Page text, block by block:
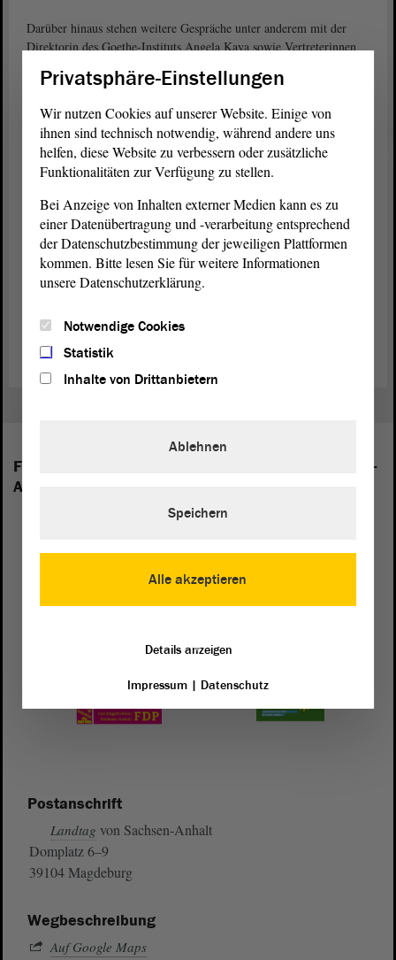
Darüber hinaus stehen weitere Gespräche unter anderem mit der
Direktorin des Goethe-Instituts Angela Kaya sowie Vertreterinnen
Internationalen Organisation für Migration (IOM) der Vereinten
Teilnehmerinnen und Teilnehmer
An der Reise des Ausschusses für Inneres und Sport des Landtages
von Sachsen-Anhalt werden der Ausschussvorsitzende Matthias
Büttner (AfD) und die Abgeordneten Siegfried Borgwardt (CDU),
Kerstin Godenrath (CDU), Angela Gorr (CDU), Tobias Krull
(CDU), Chris Schulenburg (CDU), Thomas Korell (AfD), Matthias
Lieschke (AfD), Andreas Henke (DIE LINKE), Holger Hövelmann
(SPD), Guido Kosmehl (FDP) und Sebastian Striegel (BÜNDNIS
90/DIE GRÜNEN) teilnehmen. Des Weiteren hat sich der
Sachsen-Anhalt, Dr. Tamara Zieschang (CDU), angeschlossen.
Folgende Fraktionen sind im Landtag von Sachsen-
Anhalt vertreten:
Postanschrift
Landtag von Sachsen-Anhalt
Domplatz 6–9
39104 Magdeburg
Wegbeschreibung
Auf Google Maps
Privatsphäre-Einstellungen
Wir nutzen Cookies auf unserer Website. Einige von
ihnen sind technisch notwendig, während andere uns
helfen, diese Website zu verbessern oder zusätzliche
Funktionalitäten zur Verfügung zu stellen.
Bei Anzeige von Inhalten externer Medien kann es zu
einer Datenübertragung und -verarbeitung entsprechend
der Datenschutzbestimmung der jeweiligen Plattformen
kommen. Bitte lesen Sie für weitere Informationen
unsere Datenschutzerklärung.
Notwendige Cookies
Statistik
Inhalte von Drittanbietern
Alle akzeptieren
Ablehnen
Speichern
Details anzeigen
Impressum| Datenschutz